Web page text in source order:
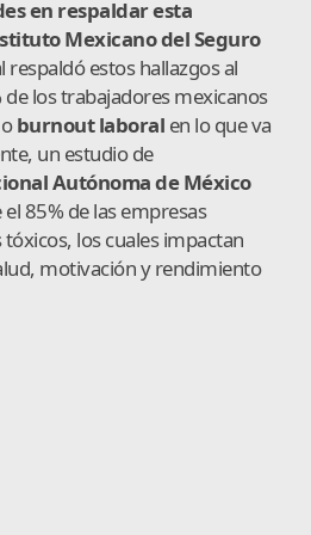
en respaldar esta
Mexicano del Seguro
respaldó estos hallazgos al
los trabajadores mexicanos
burnout laboral en lo que va
un estudio de
Autónoma de México
85% de las empresas
los cuales impactan
motivación y rendimiento